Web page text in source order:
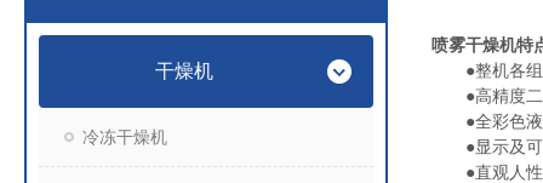
干燥机
冷冻干燥机
喷雾干燥机特
●整机各组
●高精度二
●全彩色液
●显示及可
●直观人性化